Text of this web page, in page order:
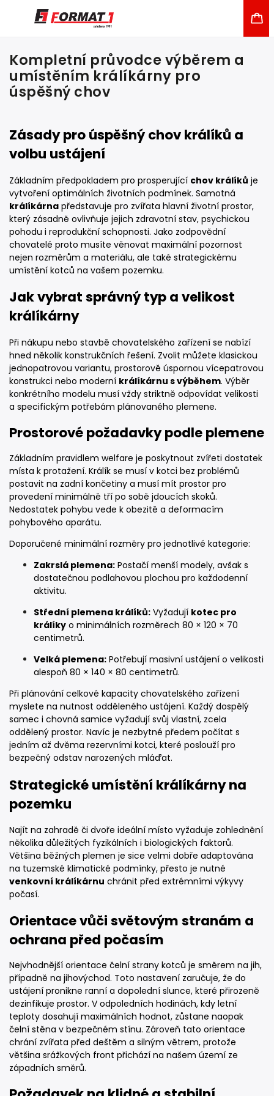
Kompletní průvodce výběrem a
umístěním králíkárny pro
úspěšný chov
Zásady pro úspěšný chov králíků a
volbu ustájení
Základním předpokladem pro prosperující chov králíků je
vytvoření optimálních životních podmínek. Samotná
králíkárna představuje pro zvířata hlavní životní prostor,
který zásadně ovlivňuje jejich zdravotní stav, psychickou
pohodu i reprodukční schopnosti. Jako zodpovědní
chovatelé proto musíte věnovat maximální pozornost
nejen rozměrům a materiálu, ale také strategickému
umístění kotců na vašem pozemku.
Jak vybrat správný typ a velikost
králíkárny
Při nákupu nebo stavbě chovatelského zařízení se nabízí
hned několik konstrukčních řešení. Zvolit můžete klasickou
jednopatrovou variantu, prostorově úspornou vícepatrovou
konstrukci nebo moderní králíkárnu s výběhem. Výběr
konkrétního modelu musí vždy striktně odpovídat velikosti
a specifickým potřebám plánovaného plemene.
Prostorové požadavky podle plemene
Základním pravidlem welfare je poskytnout zvířeti dostatek
místa k protažení. Králík se musí v kotci bez problémů
postavit na zadní končetiny a musí mít prostor pro
provedení minimálně tří po sobě jdoucích skoků.
Nedostatek pohybu vede k obezitě a deformacím
pohybového aparátu.
Doporučené minimální rozměry pro jednotlivé kategorie:
Zakrslá plemena: Postačí menší modely, avšak s
dostatečnou podlahovou plochou pro každodenní
aktivitu.
Střední plemena králíků: Vyžadují kotec pro
králíky o minimálních rozměrech 80 × 120 × 70
centimetrů.
Velká plemena: Potřebují masivní ustájení o velikosti
alespoň 80 × 140 × 80 centimetrů.
Při plánování celkové kapacity chovatelského zařízení
myslete na nutnost odděleného ustájení. Každý dospělý
samec i chovná samice vyžadují svůj vlastní, zcela
oddělený prostor. Navíc je nezbytné předem počítat s
jedním až dvěma rezervními kotci, které poslouží pro
bezpečný odstav narozených mláďat.
Strategické umístění králíkárny na
pozemku
Najít na zahradě či dvoře ideální místo vyžaduje zohlednění
několika důležitých fyzikálních i biologických faktorů.
Většina běžných plemen je sice velmi dobře adaptována
na tuzemské klimatické podmínky, přesto je nutné
venkovní králíkárnu chránit před extrémními výkyvy
počasí.
Orientace vůči světovým stranám a
ochrana před počasím
Nejvhodnější orientace čelní strany kotců je směrem na jih,
případně na jihovýchod. Toto nastavení zaručuje, že do
ustájení pronikne ranní a dopolední slunce, které přirozeně
dezinfikuje prostor. V odpoledních hodinách, kdy letní
teploty dosahují maximálních hodnot, zůstane naopak
čelní stěna v bezpečném stínu. Zároveň tato orientace
chrání zvířata před deštěm a silným větrem, protože
většina srážkových front přichází na našem území ze
západních směrů.